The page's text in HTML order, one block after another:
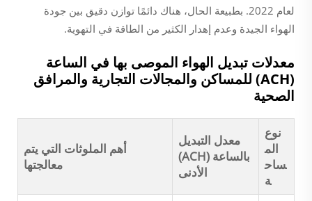
لعام 2022. بطبيعة الحال، هناك دائمًا توازن دقيق بين جودة
الهواء الجيدة وعدم إهدار الكثير من الطاقة في التهوية.
معدلات تبديل الهواء الموصى بها في الساعة
(ACH) للمساكن والمجالات التجارية والمرافق
الصحية
نوع
الم
ساح
ة
معدل التبديل
بالساعة (ACH)
الأدنى
أهم الملوثات التي يتم
معالجتها